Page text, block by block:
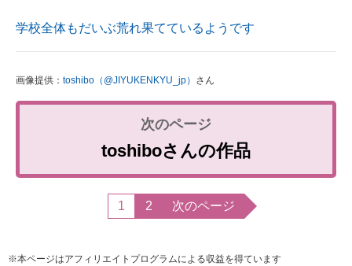
学校全体もだいぶ荒れ果てているようです
画像提供： toshibo（@JIYUKENKYU_jp） さん
toshiboさんの作品
1 2 次のページ
※本ページはアフィリエイトプログラムによる収益を得ています